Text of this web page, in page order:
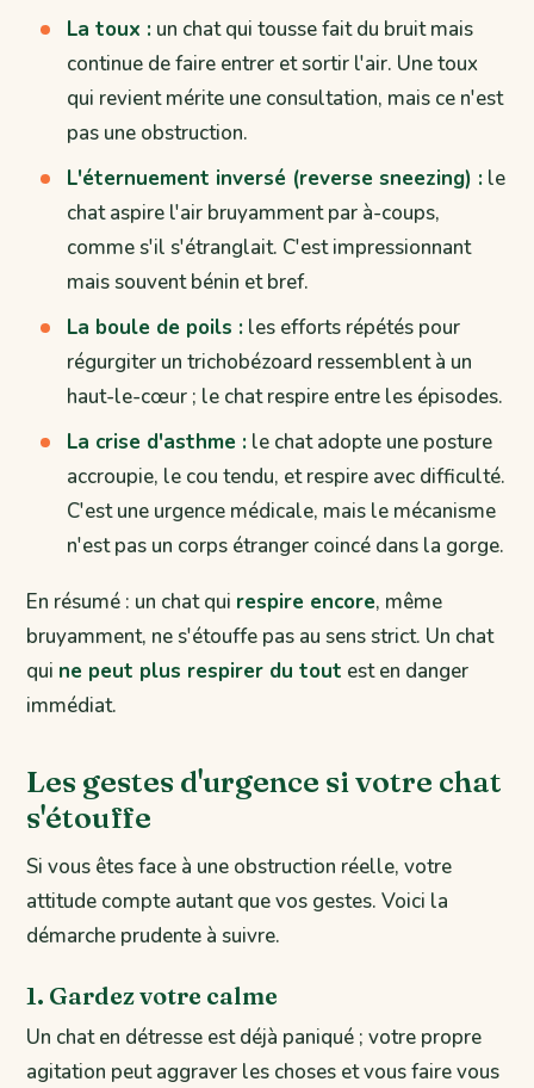
La toux : un chat qui tousse fait du bruit mais
continue de faire entrer et sortir l'air. Une toux
qui revient mérite une consultation, mais ce n'est
pas une obstruction.
L'éternuement inversé (reverse sneezing) : le
chat aspire l'air bruyamment par à-coups,
comme s'il s'étranglait. C'est impressionnant
mais souvent bénin et bref.
La boule de poils : les efforts répétés pour
régurgiter un trichobézoard ressemblent à un
haut-le-cœur ; le chat respire entre les épisodes.
La crise d'asthme : le chat adopte une posture
accroupie, le cou tendu, et respire avec difficulté.
C'est une urgence médicale, mais le mécanisme
n'est pas un corps étranger coincé dans la gorge.
En résumé : un chat qui respire encore, même
bruyamment, ne s'étouffe pas au sens strict. Un chat
qui ne peut plus respirer du tout est en danger
immédiat.
Les gestes d'urgence si votre chat
s'étouffe
Si vous êtes face à une obstruction réelle, votre
attitude compte autant que vos gestes. Voici la
démarche prudente à suivre.
1. Gardez votre calme
Un chat en détresse est déjà paniqué ; votre propre
agitation peut aggraver les choses et vous faire vous